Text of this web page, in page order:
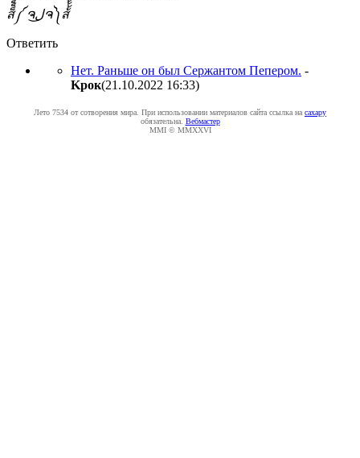
ส็็็็็็็็็็็็็็็็็็็็็็็็็༼ ຈل͜ຈ༽ส้้้้้้้้้้้้้้้้้้้้้้้
Ответить
Нет. Раньше он был Сержантом Пепером. -
Kpoк(21.10.2022 16:33)
Лето 7534 от сотворения мира. При использовании материалов сайта ссылка на caxapу
обязательна. Вебмастер
MMI © MMXXVI